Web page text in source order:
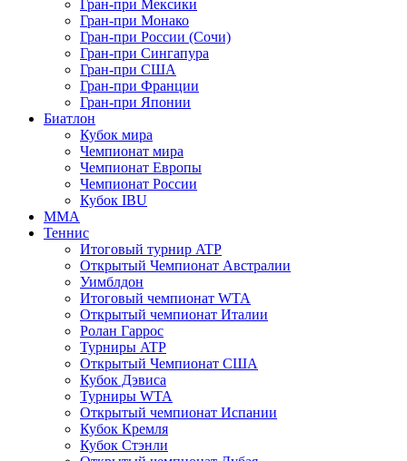
Гран-при Мексики
Гран-при Монако
Гран-при России (Сочи)
Гран-при Сингапура
Гран-при США
Гран-при Франции
Гран-при Японии
Биатлон
Кубок мира
Чемпионат мира
Чемпионат Европы
Чемпионат России
Кубок IBU
MMA
Теннис
Итоговый турнир ATP
Открытый Чемпионат Австралии
Уимблдон
Итоговый чемпионат WTA
Открытый чемпионат Италии
Ролан Гаррос
Турниры ATP
Открытый Чемпионат США
Кубок Дэвиса
Турниры WTA
Открытый чемпионат Испании
Кубок Кремля
Кубок Стэнли